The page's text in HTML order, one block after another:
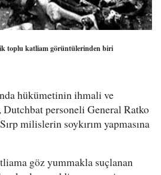
toplu katliam görüntülerinden biri
hükümetinin ihmali ve
personeli General Ratko
milislerin soykırım yapmasına
göz yummakla suçlanan